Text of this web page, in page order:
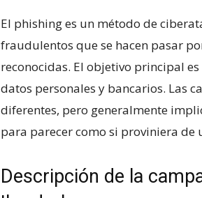
El phishing es un método ⁤de
fraudulentos ⁤que se hacen pasar
reconocidas. El objetivo principal es
datos personales y bancarios. Las
diferentes, pero generalmente
para parecer como si proviniera de
Descripción de la